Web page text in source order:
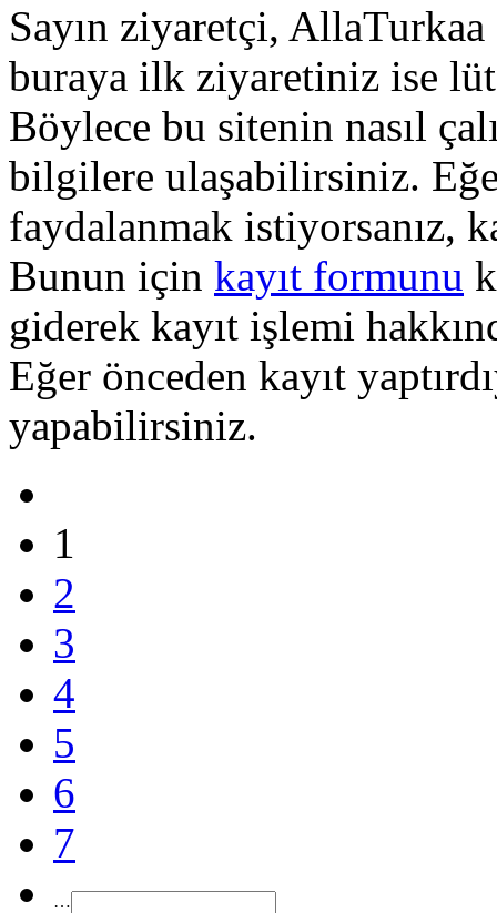
Sayın ziyaretçi,
buraya ilk ziyaretiniz ise
Böylece bu sitenin nasıl
bilgilere ulaşabilirsiniz.
faydalanmak istiyorsanız,
Bunun için kayıt formunu
giderek kayıt işlemi
Eğer önceden kayıt
yapabilirsiniz.
1
2
3
4
5
6
7
…